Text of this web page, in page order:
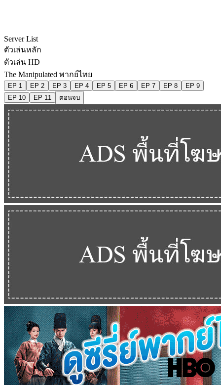
Server List
ตัวเล่นหลัก
ตัวเล่น HD
The Manipulated พากย์ไทย
EP 1 EP 2 EP 3 EP 4 EP 5 EP 6 EP 7 EP 8
EP 9
EP 10
EP 11 ตอนจบ